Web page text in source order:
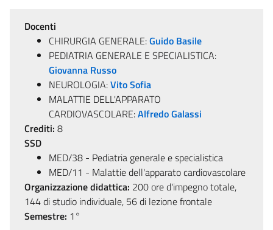
Docenti
CHIRURGIA GENERALE:Guido Basile
PEDIATRIA GENERALE E SPECIALISTICA:
Giovanna Russo
NEUROLOGIA:Vito Sofia
MALATTIE DELL'APPARATO
CARDIOVASCOLARE:Alfredo Galassi
Crediti: 8
SSD
MED/38 - Pediatria generale e specialistica
MED/11 - Malattie dell'apparato cardiovascolare
Organizzazione didattica: 200 ore d'impegno totale,
144 di studio individuale, 56 di lezione frontale
Semestre: 1°